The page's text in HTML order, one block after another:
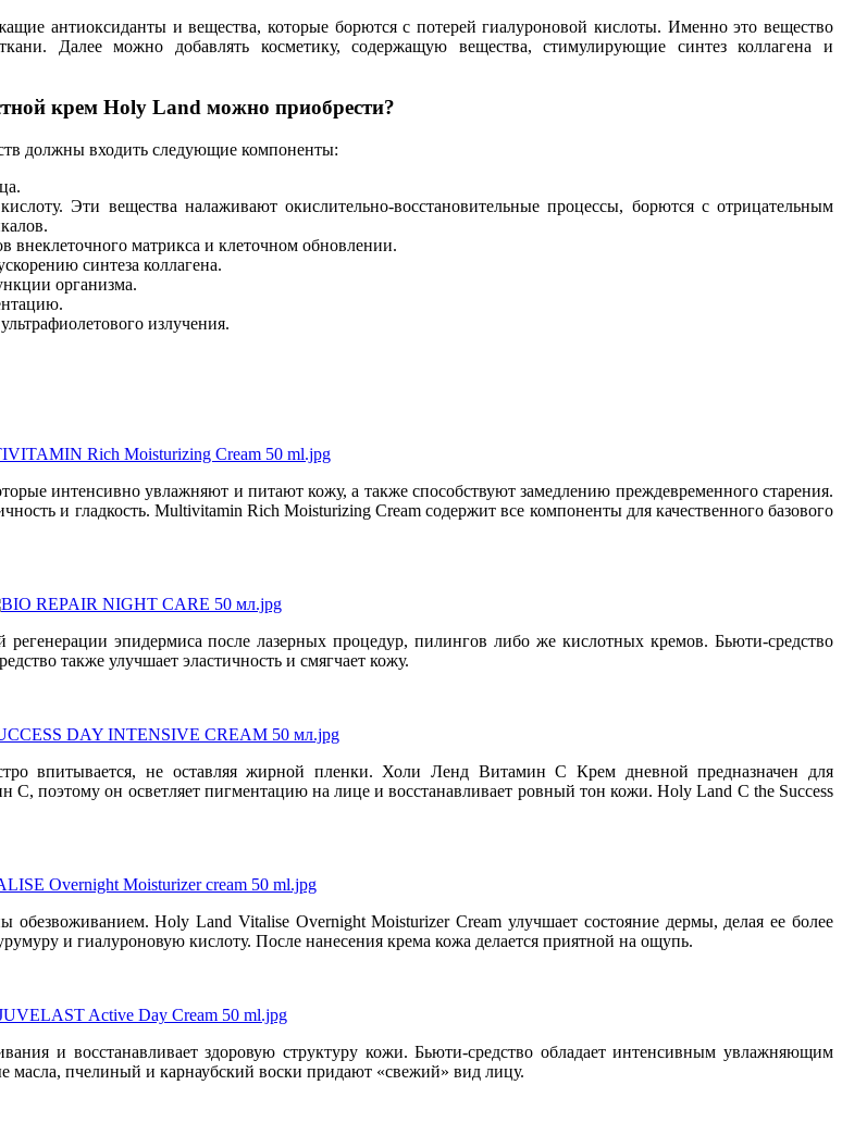
антиоксиданты и вещества, которые борются с потерей гиалуроновой кислоты. Именно это вещество
Далее можно добавлять косметику, содержащую вещества, стимулирующие синтез коллагена и
крем Holy Land можно приобрести?
должны входить следующие компоненты:
Эти вещества налаживают окислительно-восстановительные процессы, борются с отрицательным
матрикса и клеточном обновлении.
синтеза коллагена.
организма.
излучения.
интенсивно увлажняют и питают кожу, а также способствуют замедлению преждевременного старения.
и гладкость. Multivitamin Rich Moisturizing Cream содержит все компоненты для качественного базового
эпидермиса после лазерных процедур, пилингов либо же кислотных кремов. Бьюти-средство
также улучшает эластичность и смягчает кожу.
впитывается, не оставляя жирной пленки. Холи Ленд Витамин С Крем дневной предназначен для
поэтому он осветляет пигментацию на лице и восстанавливает ровный тон кожи. Holy Land C the Success
Holy Land Vitalise Overnight Moisturizer Cream улучшает состояние дермы, делая ее более
и гиалуроновую кислоту. После нанесения крема кожа делается приятной на ощупь.
и восстанавливает здоровую структуру кожи. Бьюти-средство обладает интенсивным увлажняющим
масла, пчелиный и карнаубский воски придают «свежий» вид лицу.